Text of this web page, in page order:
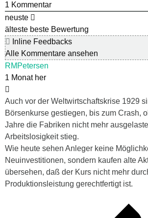
1 Kommentar
neuste
älteste beste Bewertung
Inline Feedbacks
Alle Kommentare ansehen
RMPetersen
1 Monat her
Auch vor der Weltwirtschaftskrise 1929
Börsenkurse gestiegen, bis zum Crash,
Jahre die Fabriken nicht mehr
Arbeitslosigkeit stieg.
Wie heute sehen Anleger keine
Neuinvestitionen, sondern kaufen alte
übersehen, daß der Kurs nicht mehr
Produktionsleistung gerechtfertigt ist.